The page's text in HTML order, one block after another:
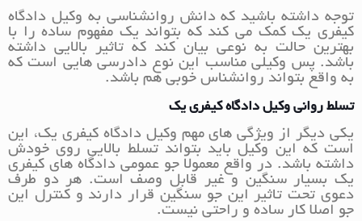
توجه داشته باشید که دانش روانشناسی به وکیل دادگاه
کیفری یک کمک می کند که بتواند یک مفهوم ساده را با
بهترین حالت به نوعی بیان کند که تاثیر بالایی داشته
باشد. پس وکیلی مناسب این نوع دادرسی هایی است که
به واقع بتواند روانشناس خوبی هم باشد.
تسلط روانی وکیل دادگاه کیفری یک
یکی دیگر از ویژگی های مهم وکیل دادگاه کیفری یک، این
است که این وکیل باید بتواند تسلط بالایی روی خودش
داشته باشد. در واقع معمولا جو عمومی دادگاه های کیفری
یک بسیار سنگین و غیر قابل وصف است. هر دو طرف
دعوی تحت تاثیر این جو سنگین قرار دارند و کنترل این
جو اصلا کار ساده و راحتی نیست.